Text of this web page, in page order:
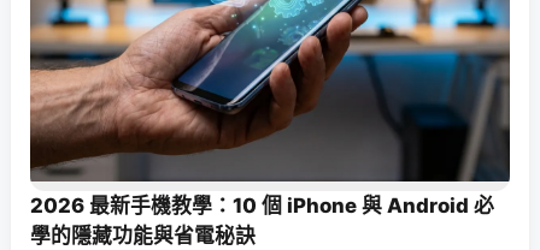
2026 最新手機教學：10 個 iPhone 與 Android 必
學的隱藏功能與省電秘訣